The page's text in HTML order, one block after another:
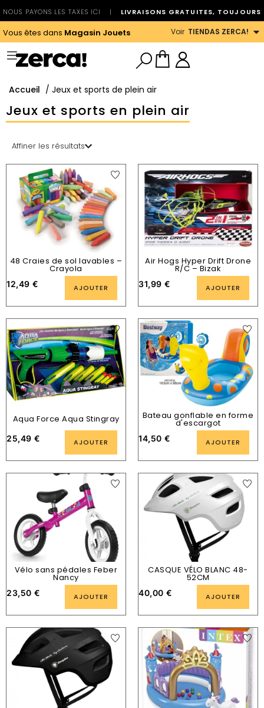
NOUS PAYONS LES TAXES ICI | LIVRAISONS GRATUITES, TOUJOURS
Vous êtes dans Magasin Jouets Voir TIENDAS ZERCA!
Accueil / Jeux et sports de plein air
Jeux et sports en plein air
Affiner les résultats
48 Craies de sol lavables –
Crayola
12,49 € AJOUTER
Air Hogs Hyper Drift Drone
R/C – Bizak
31,99 € AJOUTER
Aqua Force Aqua Stingray
25,49 € AJOUTER
Bateau gonflable en forme
d'escargot
14,50 € AJOUTER
Vélo sans pédales Feber
Nancy
23,50 € AJOUTER
CASQUE VÉLO BLANC 48-
52CM
40,00 € AJOUTER